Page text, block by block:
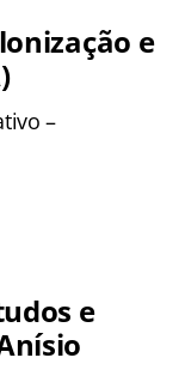
e
–
e